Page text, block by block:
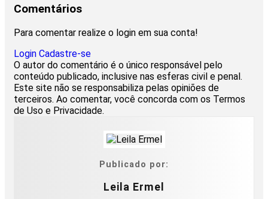
Comentários
Para comentar realize o login em sua conta!
Login Cadastre-se
O autor do comentário é o único responsável pelo
conteúdo publicado, inclusive nas esferas civil e penal.
Este site não se responsabiliza pelas opiniões de
terceiros. Ao comentar, você concorda com os Termos
de Uso e Privacidade.
Publicado por:
Leila Ermel